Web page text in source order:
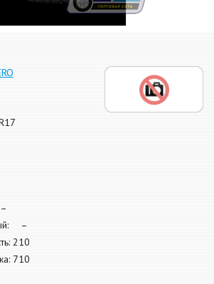
–
210
710